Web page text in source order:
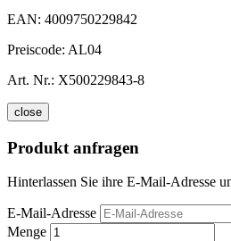
EAN: 4009750229842
Preiscode: AL04
Art. Nr.: X500229843-8
close
Produkt anfragen
Hinterlassen Sie ihre E-Mail-Adresse
E-Mail-Adresse
Menge